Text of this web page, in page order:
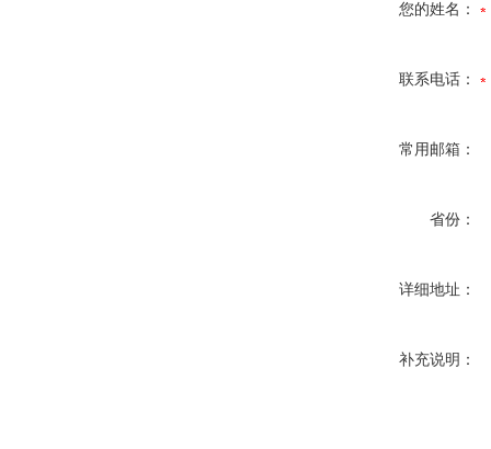
您的姓名：
联系电话：
常用邮箱：
省份：
详细地址：
补充说明：